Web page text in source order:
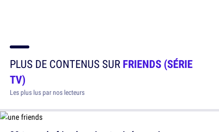
PLUS DE CONTENUS SURFRIENDS (SÉRIE
TV)
Les plus lus par nos lecteurs